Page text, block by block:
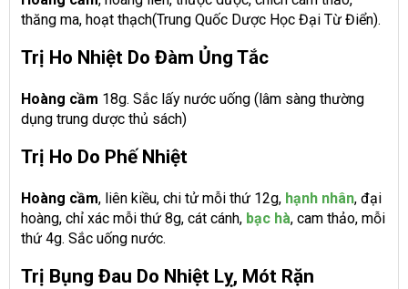
thăng ma, hoạt thạch(Trung Quốc Dược Học Đại Từ Điển).
Trị Ho Nhiệt Do Đàm Ủng Tắc
Hoàng cầm 18g. Sắc lấy nước uống (lâm sàng thường
dụng trung dược thủ sách)
Trị Ho Do Phế Nhiệt
Hoàng cầm, liên kiều, chi tử mỗi thứ 12g, hạnh nhân, đại
hoàng, chỉ xác mỗi thứ 8g, cát cánh, bạc hà, cam thảo, mỗi
thứ 4g. Sắc uống nước.
Trị Bụng Đau Do Nhiệt Lỵ, Mót Rặn